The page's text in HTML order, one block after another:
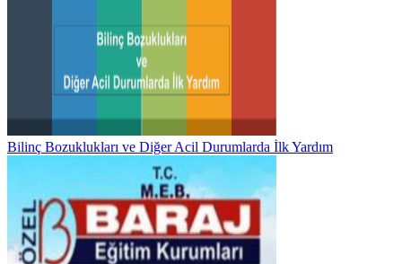
Bilinç Bozuklukları ve Diğer Acil Durumlarda İlk Yardım